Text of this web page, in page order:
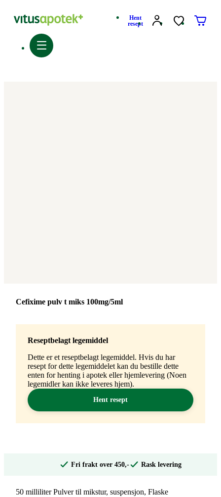
Hent
resept
Merke:
Cefixime pulv t miks 100mg/5ml
Reseptbelagt legemiddel
Dette er et reseptbelagt legemiddel. Hvis du har
resept for dette legemiddelet kan du bestille dette
enten for henting i apotek eller hjemlevering (Noen
legemidler kan ikke leveres hjem).
Hent resept
Fri frakt over 450,- Rask levering
50 milliliter Pulver til mikstur, suspensjon, Flaske